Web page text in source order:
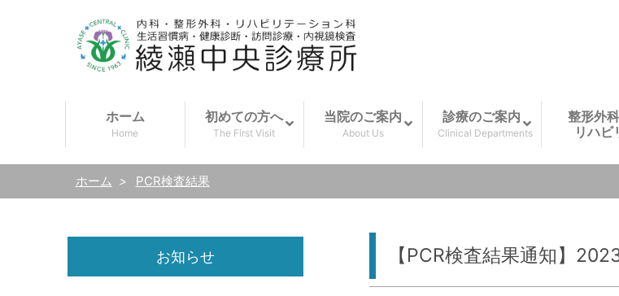
ホーム
Home
初めての方へ
The First Visit
当院のご案内
About Us
診療のご案内
Clinical Departments
整形外科
リハビ
ホーム > PCR検査結果
【PCR検査結果通知】
お知らせ